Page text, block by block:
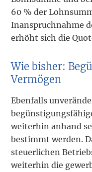
60 % der
Inanspruchnahme
erhöht sich die
Wie bisher:
Vermögen
Ebenfalls
weiterhin anhand
bestimmt werden.
steuerlichen
weiterhin die